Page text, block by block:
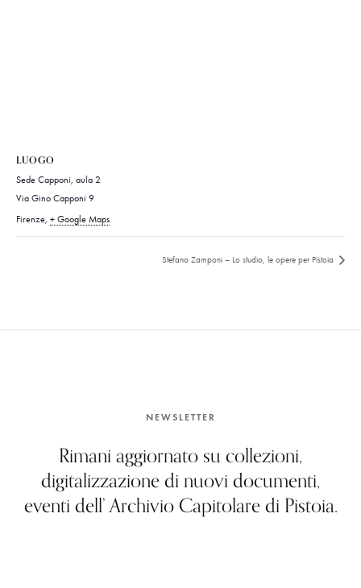
LUOGO
Sede Capponi, aula 2
Via Gino Capponi 9
Firenze, + Google Maps
Stefano Zamponi – Lo studio, le opere per Pistoia
NEWSLETTER
Rimani aggiornato su collezioni,
digitalizzazione di nuovi documenti,
eventi dell’ Archivio Capitolare di Pistoia.